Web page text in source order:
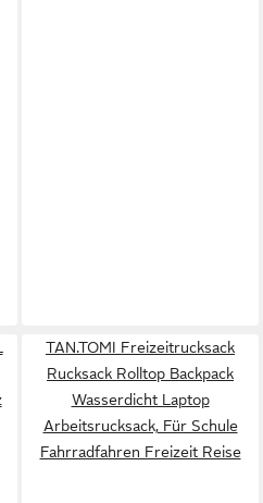
TAN.TOMI Freizeitrucksack
Rucksack Rolltop Backpack
Wasserdicht Laptop
Arbeitsrucksack, Für Schule
Fahrradfahren Freizeit Reise